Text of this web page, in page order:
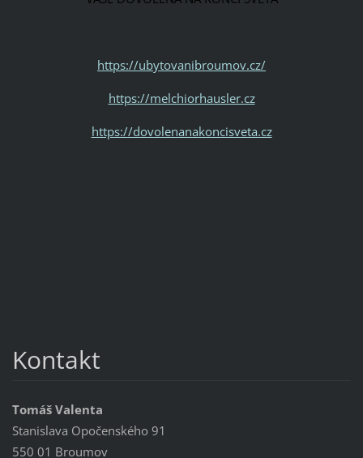
https://ubytovanibroumov.cz/
https://melchiorhausler.cz
https://dovolenanakoncisveta.cz
Kontakt
Tomáš Valenta
Stanislava Opočenského 91
550 01 Broumov